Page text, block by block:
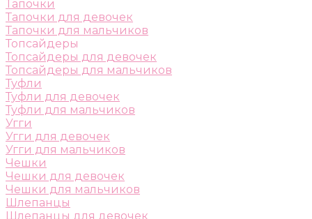
Тапочки
Тапочки для девочек
Тапочки для мальчиков
Топсайдеры
Топсайдеры для девочек
Топсайдеры для мальчиков
Туфли
Туфли для девочек
Туфли для мальчиков
Угги
Угги для девочек
Угги для мальчиков
Чешки
Чешки для девочек
Чешки для мальчиков
Шлепанцы
Шлепанцы для девочек